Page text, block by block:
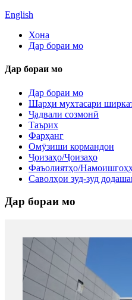
English
Хона
Дар бораи мо
Дар бораи мо
Дар бораи мо
Шарҳи мухтасари
Ҷадвали созмонӣ
Таърих
Фарҳанг
Омӯзиши кормандон
Ҷоизаҳо/Ҷоизаҳо
Фаъолиятҳо/
Саволҳои зуд-зуд
Дар бораи мо